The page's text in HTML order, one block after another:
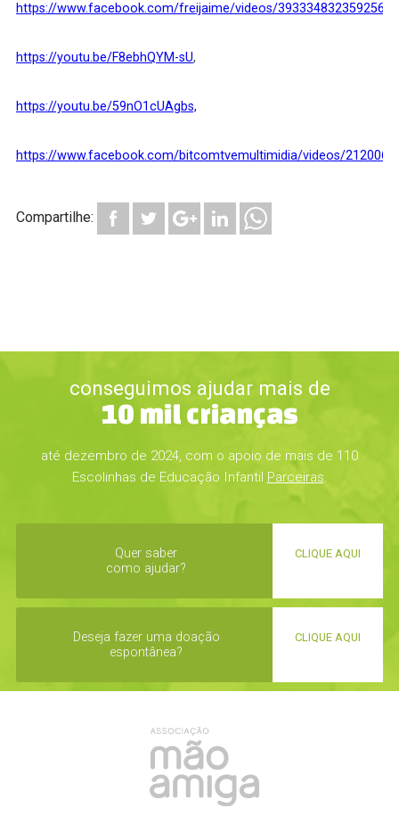
https://www.facebook.com/freijaime/videos/393334832359256
https://youtu.be/F8ebhQYM-sU,
https://youtu.be/59nO1cUAgbs,
https://www.facebook.com/bitcomtvemultimidia/videos/
Compartilhe:
conseguimos ajudar mais de
10 mil crianças
até dezembro de 2024, com o apoio de mais de 110
Escolinhas de Educação Infantil Parceiras
Quer saber
como ajudar?
CLIQUE AQUI
Deseja fazer uma doação
espontânea?
CLIQUE AQUI